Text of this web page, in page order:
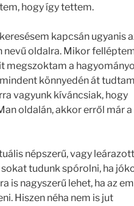
hogy így tettem.
keresésem kapcsán ugyanis
oldalra. Mikor
megszoktam a
könnyedén át
vagyunk kíváncsiak, hogy
oldalán, akkor erről már a
népszerű, vagy leárazott
tudunk spórolni, ha
is nagyszerű lehet, ha az
Hiszen néha nem is jut